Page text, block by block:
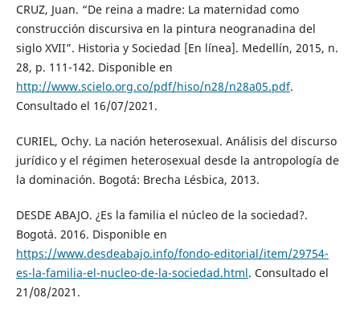
CRUZ, Juan. “De reina a madre: La maternidad como
construcción discursiva en la pintura neogranadina del
siglo XVII”. Historia y Sociedad [En línea]. Medellín, 2015, n.
28, p. 111-142. Disponible en
http://www.scielo.org.co/pdf/hiso/n28/n28a05.pdf.
Consultado el 16/07/2021.
CURIEL, Ochy. La nación heterosexual. Análisis del discurso
jurídico y el régimen heterosexual desde la antropología de
la dominación. Bogotá: Brecha Lésbica, 2013.
DESDE ABAJO. ¿Es la familia el núcleo de la sociedad?.
Bogotá. 2016. Disponible en
https://www.desdeabajo.info/fondo-editorial/item/29754-
es-la-familia-el-nucleo-de-la-sociedad.html. Consultado el
21/08/2021.